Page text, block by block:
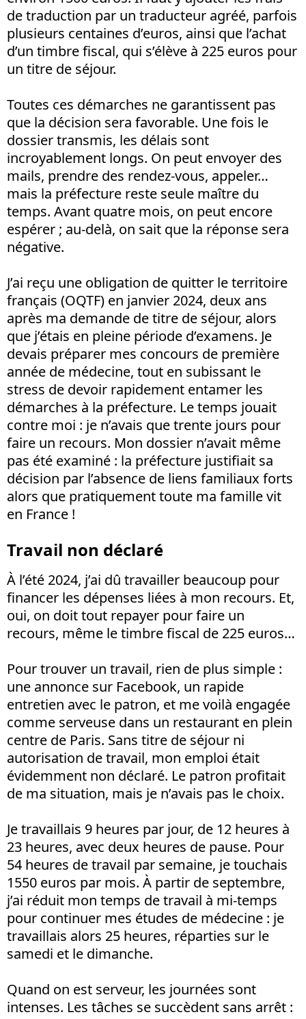
de traduction par un traducteur agréé, parfois
plusieurs centaines d’euros, ainsi que l’achat
d’un timbre fiscal, qui s’élève à 225 euros pour
un titre de séjour.
Toutes ces démarches ne garantissent pas
que la décision sera favorable. Une fois le
dossier transmis, les délais sont
incroyablement longs. On peut envoyer des
mails, prendre des rendez-vous, appeler…
mais la préfecture reste seule maître du
temps. Avant quatre mois, on peut encore
espérer ; au-delà, on sait que la réponse sera
négative.
J’ai reçu une obligation de quitter le territoire
français (OQTF) en janvier 2024, deux ans
après ma demande de titre de séjour, alors
que j’étais en pleine période d’examens. Je
devais préparer mes concours de première
année de médecine, tout en subissant le
stress de devoir rapidement entamer les
démarches à la préfecture. Le temps jouait
contre moi : je n’avais que trente jours pour
faire un recours. Mon dossier n’avait même
pas été examiné : la préfecture justifiait sa
décision par l’absence de liens familiaux forts
alors que pratiquement toute ma famille vit
en France !
Travail non déclaré
À l’été 2024, j’ai dû travailler beaucoup pour
financer les dépenses liées à mon recours. Et,
oui, on doit tout repayer pour faire un
recours, même le timbre fiscal de 225 euros…
Pour trouver un travail, rien de plus simple :
une annonce sur Facebook, un rapide
entretien avec le patron, et me voilà engagée
comme serveuse dans un restaurant en plein
centre de Paris. Sans titre de séjour ni
autorisation de travail, mon emploi était
évidemment non déclaré. Le patron profitait
de ma situation, mais je n’avais pas le choix.
Je travaillais 9 heures par jour, de 12 heures à
23 heures, avec deux heures de pause. Pour
54 heures de travail par semaine, je touchais
1550 euros par mois. À partir de septembre,
j’ai réduit mon temps de travail à mi-temps
pour continuer mes études de médecine : je
travaillais alors 25 heures, réparties sur le
samedi et le dimanche.
Quand on est serveur, les journées sont
intenses. Les tâches se succèdent sans arrêt :